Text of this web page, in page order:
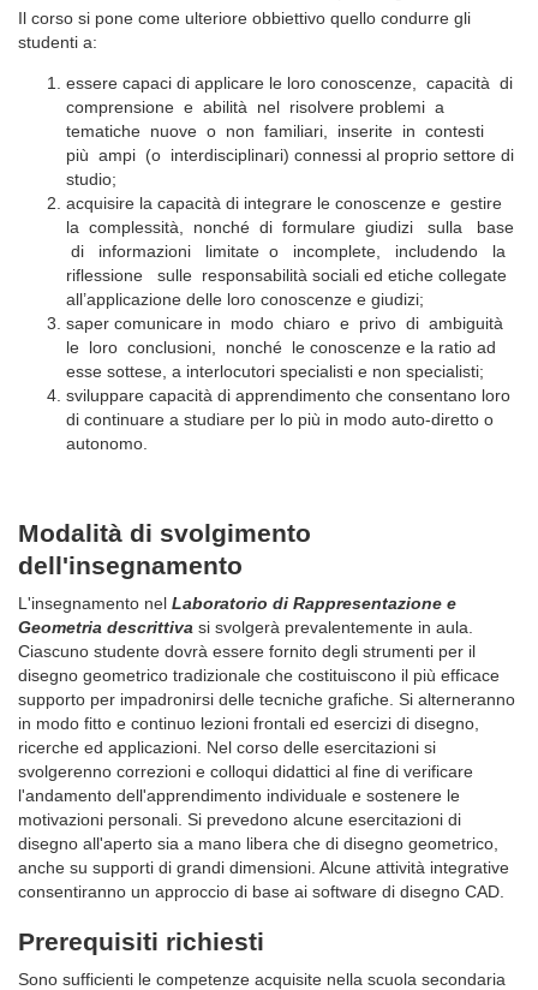
Il corso si pone come ulteriore obbiettivo quello condurre gli
studenti a:
essere capaci di applicare le loro conoscenze, capacità di
comprensione e abilità nel risolvere problemi a
tematiche nuove o non familiari, inserite in contesti
più ampi (o interdisciplinari) connessi al proprio settore di
studio;
acquisire la capacità di integrare le conoscenze e gestire
la complessità, nonché di formulare giudizi sulla base
di informazioni limitate o incomplete, includendo la
riflessione sulle responsabilità sociali ed etiche collegate
all’applicazione delle loro conoscenze e giudizi;
saper comunicare in modo chiaro e privo di ambiguità
le loro conclusioni, nonché le conoscenze e la ratio ad
esse sottese, a interlocutori specialisti e non specialisti;
sviluppare capacità di apprendimento che consentano loro
di continuare a studiare per lo più in modo auto-diretto o
autonomo.
Modalità di svolgimento
dell'insegnamento
L'insegnamento nel Laboratorio di Rappresentazione e
Geometria descrittiva si svolgerà prevalentemente in aula.
Ciascuno studente dovrà essere fornito degli strumenti per il
disegno geometrico tradizionale che costituiscono il più efficace
supporto per impadronirsi delle tecniche grafiche. Si alterneranno
in modo fitto e continuo lezioni frontali ed esercizi di disegno,
ricerche ed applicazioni. Nel corso delle esercitazioni si
svolgerenno correzioni e colloqui didattici al fine di verificare
l'andamento dell'apprendimento individuale e sostenere le
motivazioni personali. Si prevedono alcune esercitazioni di
disegno all'aperto sia a mano libera che di disegno geometrico,
anche su supporti di grandi dimensioni. Alcune attività integrative
consentiranno un approccio di base ai software di disegno CAD.
Prerequisiti richiesti
Sono sufficienti le competenze acquisite nella scuola secondaria